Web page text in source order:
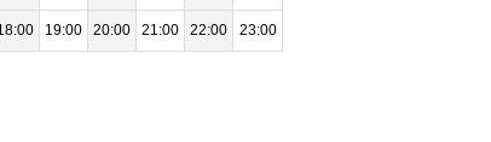
19:00 20:00 21:00 22:00 23:00